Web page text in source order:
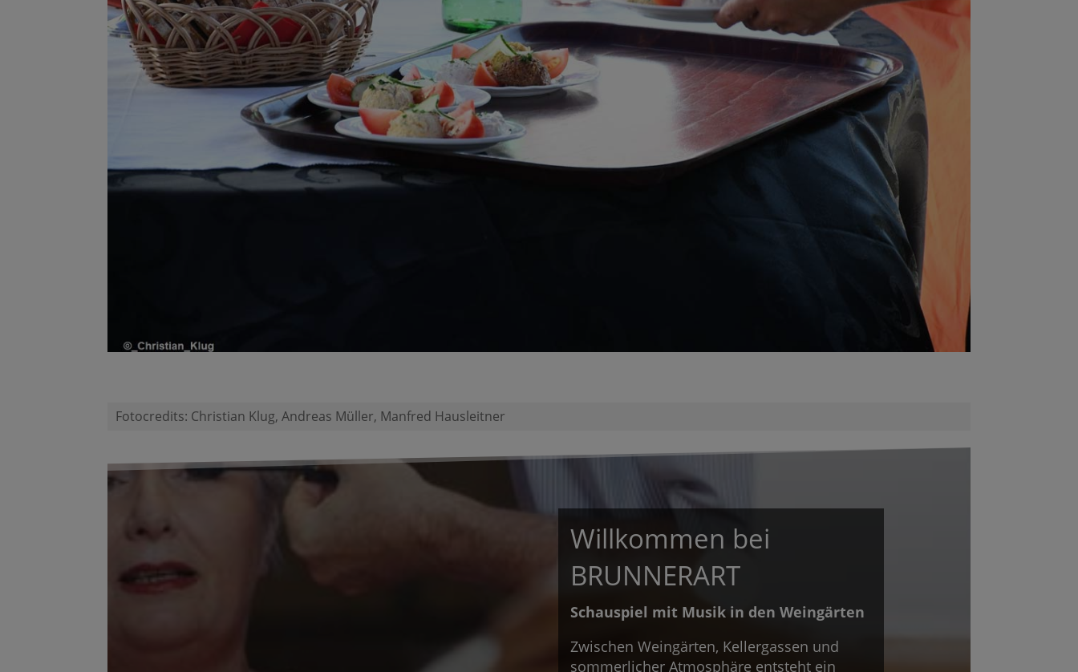
Fotocredits: Christian Klug, Andreas Müller, Manfred Hausleitner
Willkommen bei
BRUNNERART
Schauspiel mit Musik in den Weingärten
Zwischen Weingärten, Kellergassen und
sommerlicher Atmosphäre entsteht ein